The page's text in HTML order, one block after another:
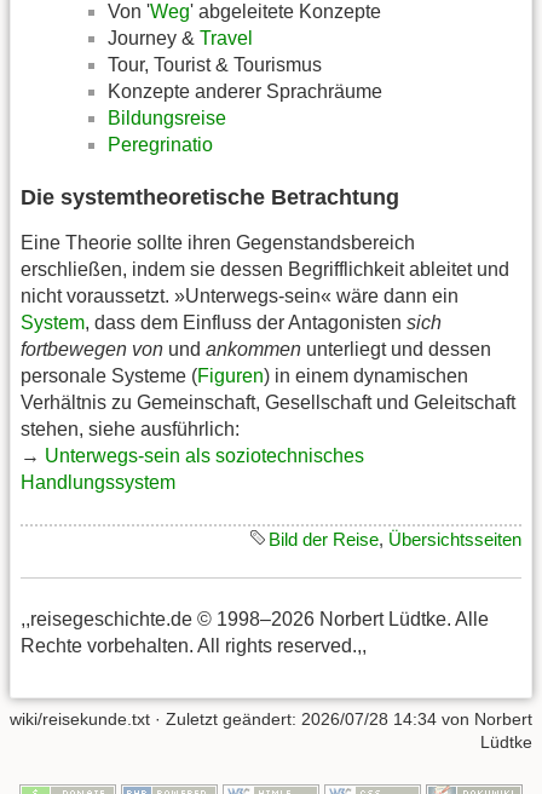
Von 'Weg' abgeleitete Konzepte
Journey & Travel
Tour, Tourist & Tourismus
Konzepte anderer Sprachräume
Bildungsreise
Peregrinatio
Die systemtheoretische Betrachtung
Eine Theorie sollte ihren Gegenstandsbereich
erschließen, indem sie dessen Begrifflichkeit ableitet und
nicht voraussetzt. »Unterwegs-sein« wäre dann ein
System, dass dem Einfluss der Antagonisten sich
fortbewegen von und ankommen unterliegt und dessen
personale Systeme (Figuren) in einem dynamischen
Verhältnis zu Gemeinschaft, Gesellschaft und Geleitschaft
stehen, siehe ausführlich:
→ Unterwegs-sein als soziotechnisches
Handlungssystem
Bild der Reise, Übersichtsseiten
,,reisegeschichte.de © 1998–2026 Norbert Lüdtke. Alle
Rechte vorbehalten. All rights reserved.,,
wiki/reisekunde.txt · Zuletzt geändert: 2026/07/28 14:34 von Norbert
Lüdtke